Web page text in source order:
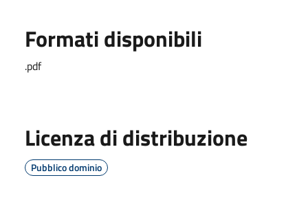
Formati disponibili
.pdf
Licenza di distribuzione
Pubblico dominio